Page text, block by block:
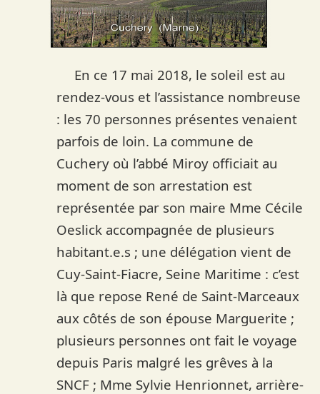
En ce 17 mai 2018, le soleil est au
rendez-vous et l’assistance nombreuse
: les 70 personnes présentes venaient
parfois de loin. La commune de
Cuchery où l’abbé Miroy officiait au
moment de son arrestation est
représentée par son maire Mme Cécile
Oeslick accompagnée de plusieurs
habitant.e.s ; une délégation vient de
Cuy-Saint-Fiacre, Seine Maritime : c’est
là que repose René de Saint-Marceaux
aux côtés de son épouse Marguerite ;
plusieurs personnes ont fait le voyage
depuis Paris malgré les grêves à la
SNCF ; Mme Sylvie Henrionnet, arrière-